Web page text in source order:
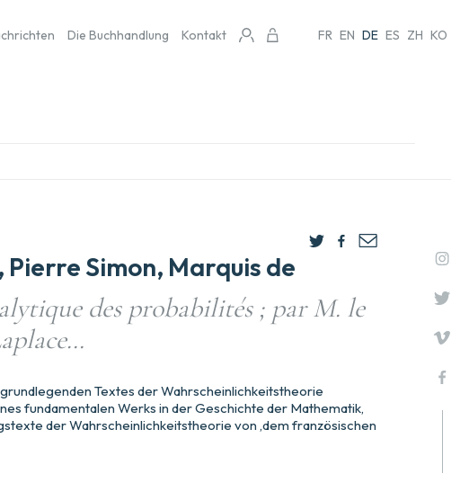
Die Buchhandlung Kontakt FR EN DE ES ZH KO
Pierre Simon, Marquis de
des probabilités ; par M. le
Textes der Wahrscheinlichkeitstheorie
fundamentalen Werks in der Geschichte der Mathematik,
der Wahrscheinlichkeitstheorie von ‚dem französischen